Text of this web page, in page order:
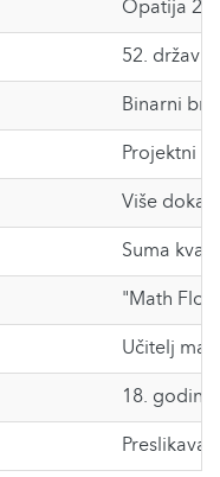
Opatija
52.
Binarni
Projektni
Više
Suma
"Math
Učitelj
18. godina